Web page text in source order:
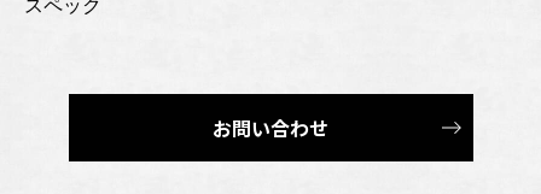
スペック
お問い合わせ